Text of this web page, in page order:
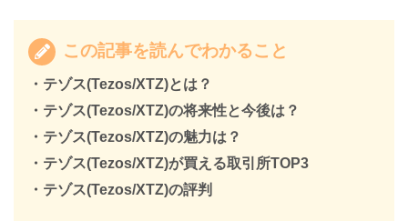
この記事を読んでわかること
・テゾス(Tezos/XTZ)とは？
・テゾス(Tezos/XTZ)の将来性と今後は？
・テゾス(Tezos/XTZ)の魅力は？
・テゾス(Tezos/XTZ)が買える取引所TOP3
・テゾス(Tezos/XTZ)の評判